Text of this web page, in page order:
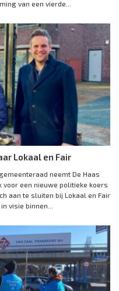
van een vierde...
Lokaal en Fair
neemt De Haas
voor een nieuwe politieke koers
aan te sluiten bij Lokaal en Fair
visie binnen...